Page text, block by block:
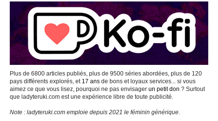
Plus de 6800 articles publiés, plus de 9500 séries abordées, plus de 120
pays différents explorés, et 17 ans de bons et loyaux services... si vous
aimez ce que vous lisez, pourquoi ne pas envisager un petit don ? Surtout
que ladyteruki.com est une expérience libre de toute publicité.
Note : ladyteruki.com emploie depuis 2021 le féminin générique.